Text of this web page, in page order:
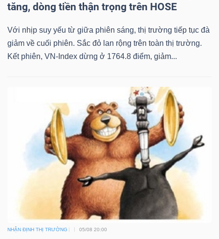
tăng, dòng tiền thận trọng trên HOSE
Với nhịp suy yếu từ giữa phiên sáng, thị trường tiếp tục đà
giảm về cuối phiên. Sắc đỏ lan rộng trên toàn thị trường.
Kết phiên, VN-Index dừng ở 1764.8 điểm, giảm...
NHẬN ĐỊNH THỊ TRƯỜNG 05/08 20:00